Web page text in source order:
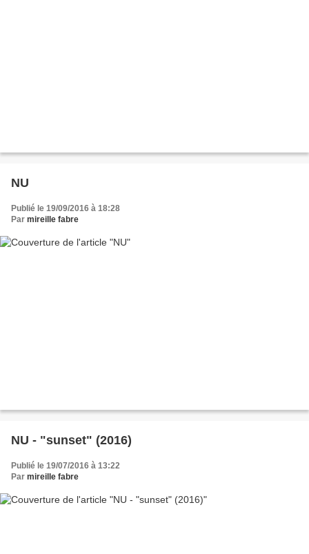
NU
Publié le 19/09/2016 à 18:28
Par mireille fabre
NU - "sunset" (2016)
Publié le 19/07/2016 à 13:22
Par mireille fabre